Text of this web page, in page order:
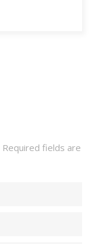
Required fields are